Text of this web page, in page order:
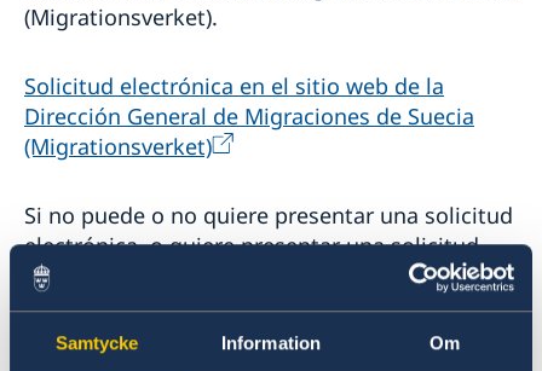
Samtycke Information Om
(Migrationsverket).
Solicitud electrónica en el sitio web de la
Dirección General de Migraciones de Suecia
(Migrationsverket)
Si no puede o no quiere presentar una solicitud
electrónica, o quiere presentar una solicitud
para otros estudios que no son en
universidades o escuelas superiores, debe
presentar personalmente los documentos de la